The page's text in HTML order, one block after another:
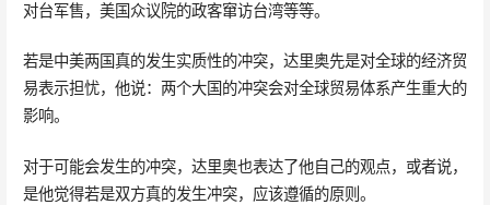
对台军售，美国众议院的政客窜访台湾等等。
若是中美两国真的发生实质性的冲突，达里奥先是对全球的经济贸
易表示担忧，他说：两个大国的冲突会对全球贸易体系产生重大的
影响。
对于可能会发生的冲突，达里奥也表达了他自己的观点，或者说，
是他觉得若是双方真的发生冲突，应该遵循的原则。